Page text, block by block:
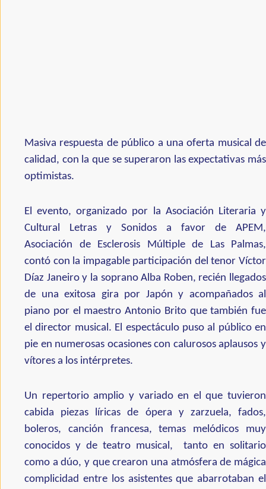
Masiva respuesta de público a una oferta musical de
calidad, con la que se superaron las expectativas más
optimistas.
El evento, organizado por la Asociación Literaria y
Cultural Letras y Sonidos a favor de APEM,
Asociación de Esclerosis Múltiple de Las Palmas,
contó con la impagable participación del tenor Víctor
Díaz Janeiro y la soprano Alba Roben, recién llegados
de una exitosa gira por Japón y acompañados al
piano por el maestro Antonio Brito que también fue
el director musical. El espectáculo puso al público en
pie en numerosas ocasiones con calurosos aplausos y
vítores a los intérpretes.
Un repertorio amplio y variado en el que tuvieron
cabida piezas líricas de ópera y zarzuela, fados,
boleros, canción francesa, temas melódicos muy
conocidos y de teatro musical, tanto en solitario
como a dúo, y que crearon una atmósfera de mágica
complicidad entre los asistentes que abarrotaban el